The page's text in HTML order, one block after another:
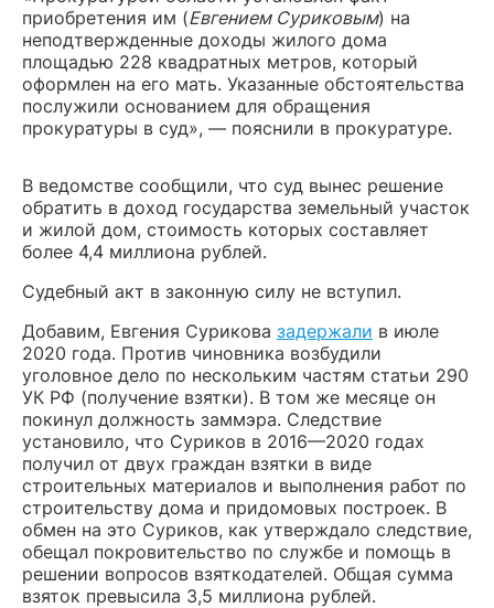
приобретения им (Евгением Суриковым) на
неподтвержденные доходы жилого дома
площадью 228 квадратных метров, который
оформлен на его мать. Указанные обстоятельства
послужили основанием для обращения
прокуратуры в суд», — пояснили в прокуратуре.
В ведомстве сообщили, что суд вынес решение
обратить в доход государства земельный участок
и жилой дом, стоимость которых составляет
более 4,4 миллиона рублей.
Судебный акт в законную силу не вступил.
Добавим, Евгения Сурикова задержали в июле
2020 года. Против чиновника возбудили
уголовное дело по нескольким частям статьи 290
УК РФ (получение взятки). В том же месяце он
покинул должность заммэра. Следствие
установило, что Суриков в 2016—2020 годах
получил от двух граждан взятки в виде
строительных материалов и выполнения работ по
строительству дома и придомовых построек. В
обмен на это Суриков, как утверждало следствие,
обещал покровительство по службе и помощь в
решении вопросов взяткодателей. Общая сумма
взяток превысила 3,5 миллиона рублей.